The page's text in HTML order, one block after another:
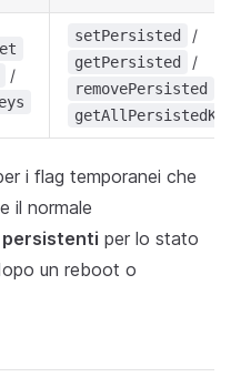
/
setPersisted /
getPersisted /
removePersisted
i flag temporanei che
il normale
persistenti per lo stato
un reboot o